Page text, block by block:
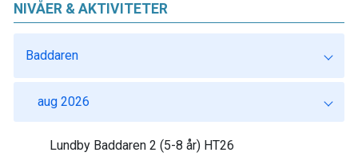
NIVÅER & AKTIVITETER
Baddaren
aug 2026
Lundby Baddaren 2 (5-8 år) HT26